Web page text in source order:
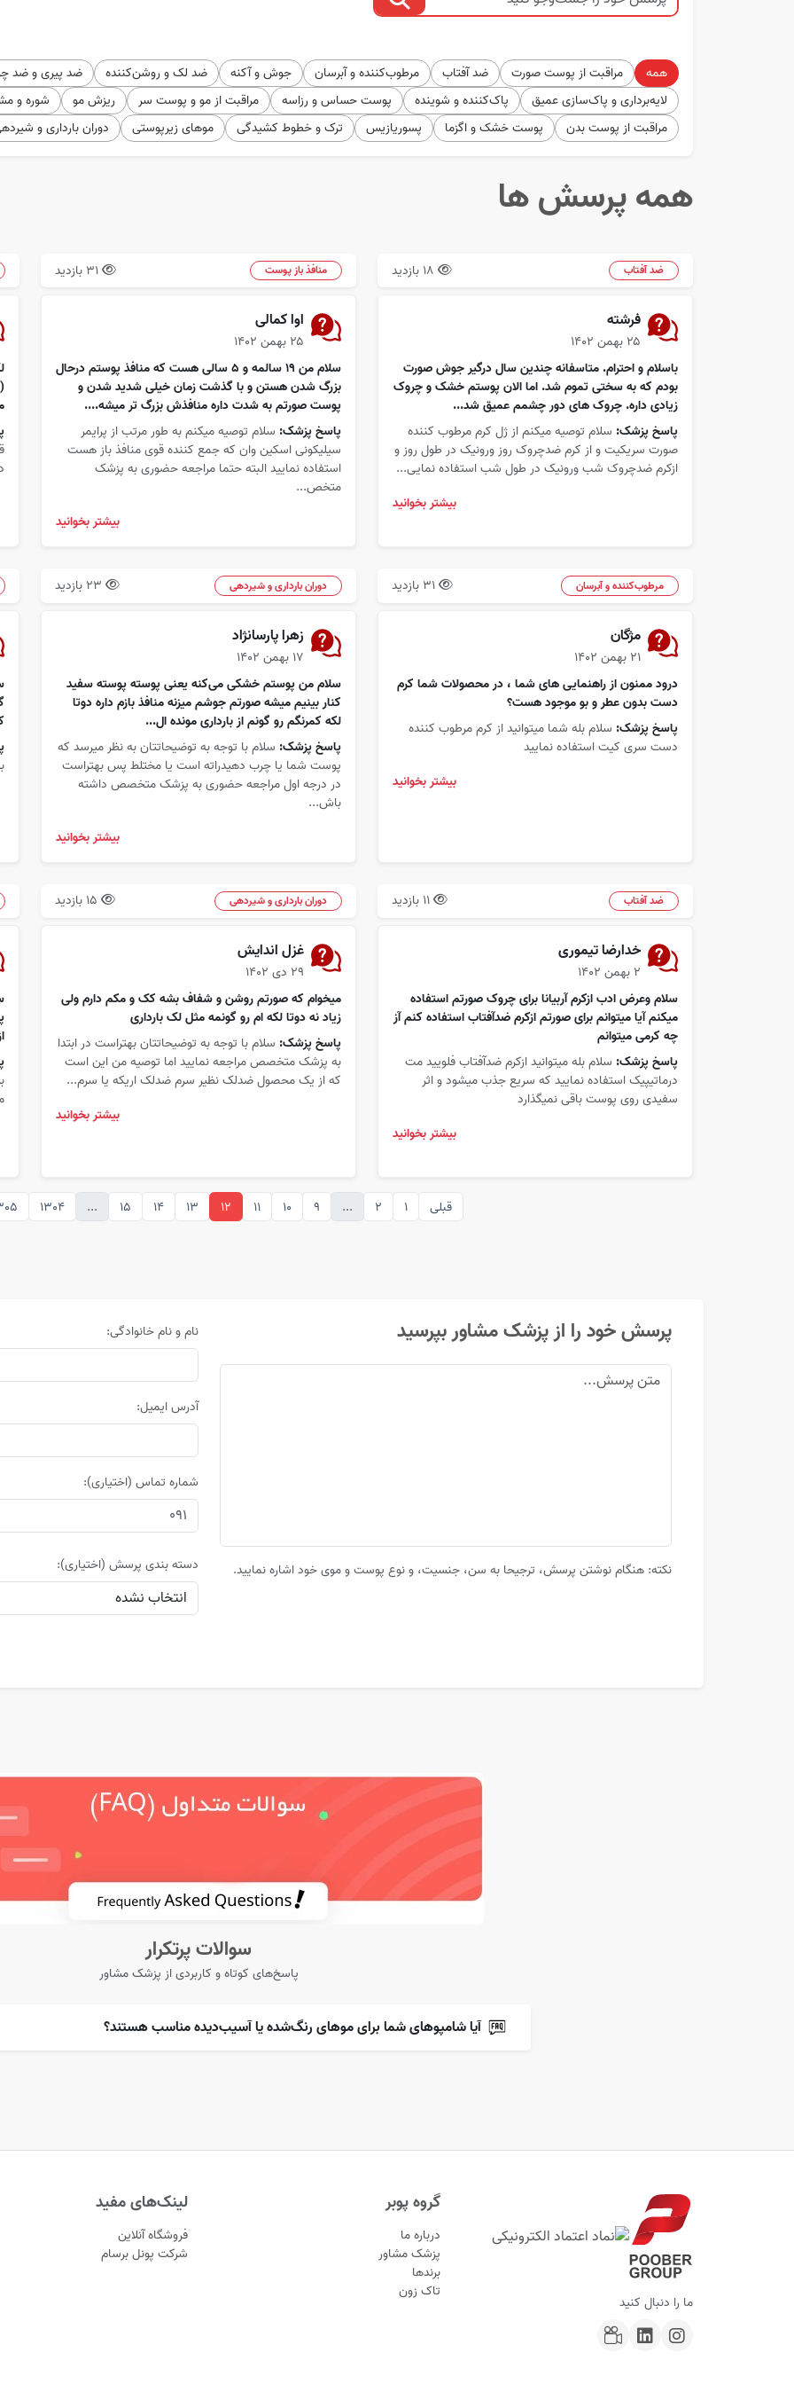
همه مراقبت از پوست صورت ضد آفتاب مرطوب‌کننده و آبرسان جوش و آکنه ضد لک و روشن‌کننده ضد پیری و ضد
لایه‌برداری و پاک‌سازی عمیق
پاک‌کننده و شوینده پوست حساس و رزاسه مراقبت از مو و پوست سر ریزش مو شوره و
مراقبت از پوست بدن
پوست خشک و اگزما پسوریازیس ترک و خطوط کشیدگی موهای زیرپوستی دوران بارداری و
همه پرسش ها
ضد آفتاب
فرشته
۲۵ بهمن ۱۴۰۲
باسلام و احترام. متاسفانه چندین سال درگیر جوش صورت
بودم که به سختی تموم شد. اما الان پوستم خشک و چروک
زیادی داره. چروک های دور چشمم عمیق شد...
پاسخ پزشک: سلام توصیه میکنم از ژل کرم مرطوب کننده
صورت سریکیت و از کرم ضدچروک روز ورونیک در طول روز و
ازکرم ضدچروک شب ورونیک در طول شب استفاده نمایی...
بیشتر بخوانید
منافذ باز پوست
اوا کمالی
۲۵ بهمن ۱۴۰۲
سلام من ۱۹ سالمه و ۵ سالی هست که منافذ پوستم درحال
بزرگ شدن هستن و با گذشت زمان خیلی شدید شدن و
پوست صورتم به شدت داره منافذش بزرگ تر میشه....
پاسخ پزشک: سلام توصیه میکنم به طور مرتب از پرایمر
سیلیکونی اسکین وان که جمع کننده قوی منافذ باز هست
استفاده نمایید البته حتما مراجعه حضوری به پزشک
متخص...
بیشتر بخوانید
مرطوب‌کننده و آبرسان
مژگان
۲۱ بهمن ۱۴۰۲
درود ممنون از راهنمایی های شما ، در محصولات شما کرم
دست بدون عطر و بو موجود هست؟
پاسخ پزشک: سلام بله شما میتوانید از کرم مرطوب کننده
دست سری کیت استفاده نمایید
بیشتر بخوانید
دوران بارداری و شیردهی
زهرا پارسانژاد
۱۷ بهمن ۱۴۰۲
سلام من پوستم خشکی می‌کنه یعنی پوسته پوسته سفید
کنار بینیم میشه صورتم جوشم میزنه منافذ بازم داره دوتا
لکه کمرنگم رو گونم از بارداری مونده ال...
پاسخ پزشک: سلام با توجه به توضیحاتتان به نظر میرسد که
پوست شما یا چرب دهیدراته است یا مختلط پس بهتراست
در درجه اول مراجعه حضوری به پزشک متخصص داشته
باش...
بیشتر بخوانید
ضد آفتاب
خدارضا تیموری
۲ بهمن ۱۴۰۲
سلام وعرض ادب ازکرم آربیانا برای چروک صورتم استفاده
میکنم آیا میتوانم برای صورتم ازکرم ضدآفتاب استفاده کنم آز
چه کرمی میتوانم
پاسخ پزشک: سلام بله میتوانید ازکرم ضدآفتاب فلویید مت
درماتیپیک استفاده نمایید که سریع جذب میشود و اثر
سفیدی روی پوست باقی نمیگذارد
بیشتر بخوانید
دوران بارداری و شیردهی
غزل اندایش
۲۹ دی ۱۴۰۲
میخوام که صورتم روشن و شفاف بشه کک و مکم دارم ولی
زیاد نه دوتا لکه ام رو گونمه مثل لک بارداری
پاسخ پزشک: سلام با توجه به توضیحاتتان بهتراست در ابتدا
به پزشک متخصص مراجعه نمایید اما توصیه من این است
که از یک محصول ضدلک نظیر سرم ضدلک اریکه یا سرم...
بیشتر بخوانید
قبلی 1
2
...
9
10
11
12
13
14
15
...
1304
پرسش خود را از پزشک مشاور بپرسید
نکته: هنگام نوشتن پرسش، ترجیحا به سن، جنسیت، و نوع پوست و موی خود اشاره نمایید.
نام و نام خانوادگی:
آدرس ایمیل:
شماره تماس (اختیاری):
دسته بندی پرسش (اختیاری):
سوالات پرتکرار
پاسخ‌های کوتاه و کاربردی از پزشک مشاور
آیا شامپوهای شما برای موهای رنگ‌شده یا آسیب‌دیده مناسب هستند؟
ما را دنبال کنید
گروه پوبر
درباره ما
پزشک مشاور
برندها
تاک زون
لینک‌های مفید
فروشگاه آنلاین
شرکت پونل برسام